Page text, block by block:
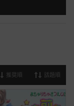
推奨順 話題順